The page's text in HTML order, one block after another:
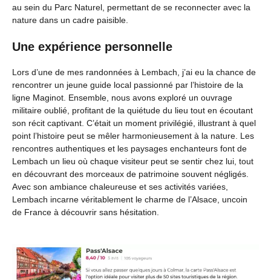
au sein du Parc Naturel, permettant de se reconnecter avec la
nature dans un cadre paisible.
Une expérience personnelle
Lors d’une de mes randonnées à Lembach, j’ai eu la chance de
rencontrer un jeune guide local passionné par l’histoire de la
ligne Maginot. Ensemble, nous avons exploré un ouvrage
militaire oublié, profitant de la quiétude du lieu tout en écoutant
son récit captivant. C’était un moment privilégié, illustrant à quel
point l’histoire peut se mêler harmonieusement à la nature. Les
rencontres authentiques et les paysages enchanteurs font de
Lembach un lieu où chaque visiteur peut se sentir chez lui, tout
en découvrant des morceaux de patrimoine souvent négligés.
Avec son ambiance chaleureuse et ses activités variées,
Lembach incarne véritablement le charme de l’Alsace, uncoin
de France à découvrir sans hésitation.